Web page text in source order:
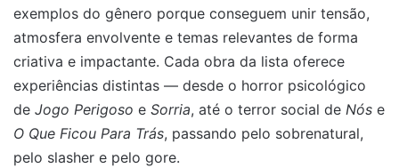
exemplos do gênero porque conseguem unir tensão,
atmosfera envolvente e temas relevantes de forma
criativa e impactante. Cada obra da lista oferece
experiências distintas — desde o horror psicológico
de Jogo Perigoso e Sorria, até o terror social de Nós e
O Que Ficou Para Trás, passando pelo sobrenatural,
pelo slasher e pelo gore.